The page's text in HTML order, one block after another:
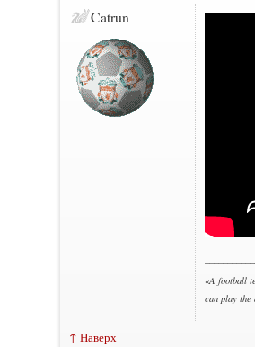
Catrun
«A football
can play the
↑ Наверх